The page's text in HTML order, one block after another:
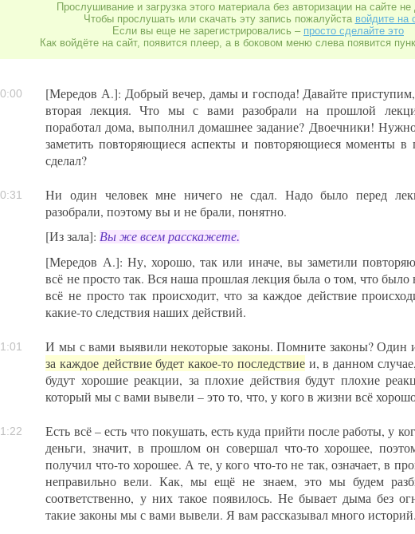
Прослушивание и загрузка этого материала без авторизации на сайте
Чтобы прослушать или скачать эту запись пожалуйста войдите на
Если вы еще не зарегистрировались – просто сделайте это
Как войдёте на сайт, появится плеер, а в боковом меню слева появится
[Мередов А.]: Добрый вечер, дамы и господа! Давайте
вторая лекция. Что мы с вами разобрали на прошлой
поработал дома, выполнил домашнее задание? Двоечники!
заметить повторяющиеся аспекты и повторяющиеся моменты в
сделал?
Ни один человек мне ничего не сдал. Надо было перед
разобрали, поэтому вы и не брали, понятно.
[Из зала]:Вы же всем расскажете.
[Мередов А.]: Ну, хорошо, так или иначе, вы заметили
всё не просто так. Вся наша прошлая лекция была о том, что было
всё не просто так происходит, что за каждое действие
какие-то следствия наших действий.
И мы с вами выявили некоторые законы. Помните законы? Один
за каждое действие будет какое-то последствиеи, в данном
будут хорошие реакции, за плохие действия будут плохие
который мы с вами вывели – это то, что, у кого в жизни всё
Есть всё – есть что покушать, есть куда прийти после работы, у
деньги, значит, в прошлом он совершал что-то хорошее,
получил что-то хорошее. А те, у кого что-то не так, означает, в
неправильно вели. Как, мы ещё не знаем, это мы будем
соответственно, у них такое появилось. Не бывает дыма без
такие законы мы с вами вывели. Я вам рассказывал много историй.